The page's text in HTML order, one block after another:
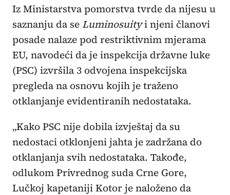
Iz Ministarstva pomorstva tvrde da nijesu u
saznanju da seLuminosuityi njeni članovi
posade nalaze pod restriktivnim mjerama
EU, navodeći da je inspekcija državne luke
(PSC) izvršila 3 odvojena inspekcijska
pregleda na osnovu kojih je traženo
otklanjanje evidentiranih nedostataka.
„Kako PSC nije dobila izvještaj da su
nedostaci otklonjeni jahta je zadržana do
otklanjanja svih nedostataka. Takođe,
odlukom Privrednog suda Crne Gore,
Lučkoj kapetaniji Kotor je naloženo da